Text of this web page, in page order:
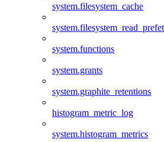
system.filesystem_cache
system.functions
system.grants
system.graphite_retentions
histogram_metric_log
system.histogram_metrics